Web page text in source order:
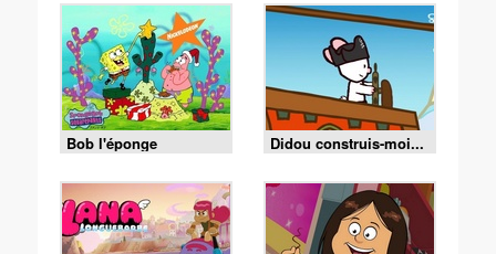
Bob l'éponge Didou construis-moi...